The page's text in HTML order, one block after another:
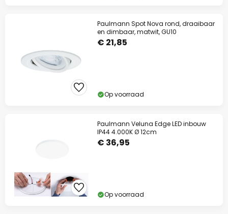
Paulmann Spot Nova rond, draaibaar
en dimbaar, matwit, GU10
€ 21,85
Op voorraad
Paulmann Veluna Edge LED inbouw
IP44 4.000K Ø 12cm
€ 36,95
Op voorraad